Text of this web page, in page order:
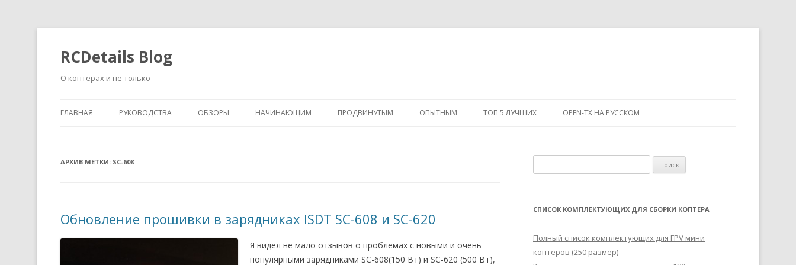
RCDetails Blog
О коптерах и не только
ГЛАВНАЯ РУКОВОДСТВА ОБЗОРЫ НАЧИНАЮЩИМ ПРОДВИНУТЫМ ОПЫТНЫМ ТОП 5 ЛУЧШИХ OPEN-TX НА РУССКОМ
АРХИВ МЕТКИ: SC-608
Обновление прошивки в зарядниках ISDT SC-608 и SC-620
Я видел не мало отзывов о проблемах с новыми и очень
популярными зарядниками SC-608(150 Вт) и SC-620 (500 Вт),
а
т
:
СПИСОК КОМПЛЕКТУЮЩИХ ДЛЯ СБОРКИ КОПТЕРА
Полный список комплектующих для FPV мини
коптеров (250 размер)